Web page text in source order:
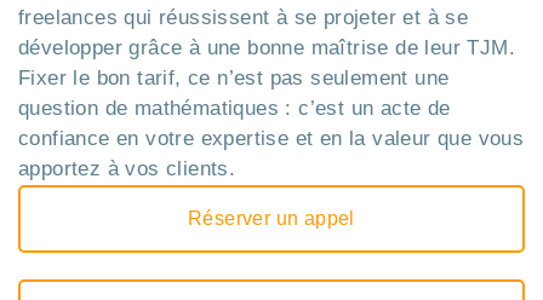
freelances qui réussissent à se projeter et à se
développer grâce à une bonne maîtrise de leur TJM.
Fixer le bon tarif, ce n’est pas seulement une
question de mathématiques : c’est un acte de
confiance en votre expertise et en la valeur que vous
apportez à vos clients.
Réserver un appel